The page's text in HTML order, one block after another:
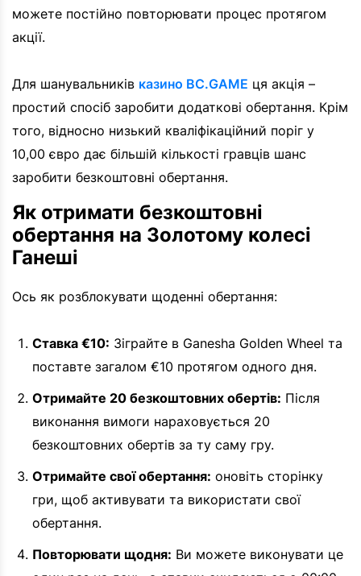
можете постійно повторювати процес протягом
акції.
Для шанувальників казино BC.GAME ця акція –
простий спосіб заробити додаткові обертання. Крім
того, відносно низький кваліфікаційний поріг у
10,00 євро дає більшій кількості гравців шанс
заробити безкоштовні обертання.
Як отримати безкоштовні
обертання на Золотому колесі
Ганеші
Ось як розблокувати щоденні обертання:
Ставка €10: Зіграйте в Ganesha Golden Wheel та
поставте загалом €10 протягом одного дня.
Отримайте 20 безкоштовних обертів: Після
виконання вимоги нараховується 20
безкоштовних обертів за ту саму гру.
Отримайте свої обертання: оновіть сторінку
гри, щоб активувати та використати свої
обертання.
Повторювати щодня: Ви можете виконувати це